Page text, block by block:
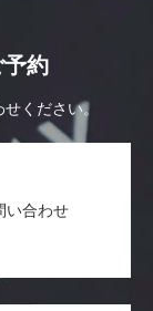
約
ください。
い合わせ